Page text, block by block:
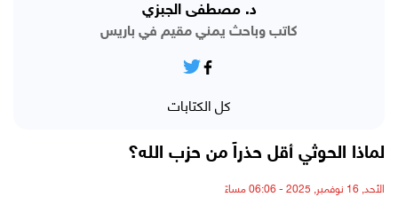
د. مصطفى الجبزي
كاتب وباحث يمني مقيم في باريس
كل الكتابات
لماذا الحوثي أقل حذراً من حزب الله؟
الأحد, 16 نوفمبر, 2025 - 06:06 مساءً